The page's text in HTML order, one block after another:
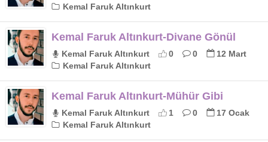
Kemal Faruk Altınkurt
Kemal Faruk Altınkurt-Divane Gönül
Kemal Faruk Altınkurt 0 0
12 Mart
Kemal Faruk Altınkurt
Kemal Faruk Altınkurt-Mühür Gibi
Kemal Faruk Altınkurt 1 0
17 Ocak
Kemal Faruk Altınkurt